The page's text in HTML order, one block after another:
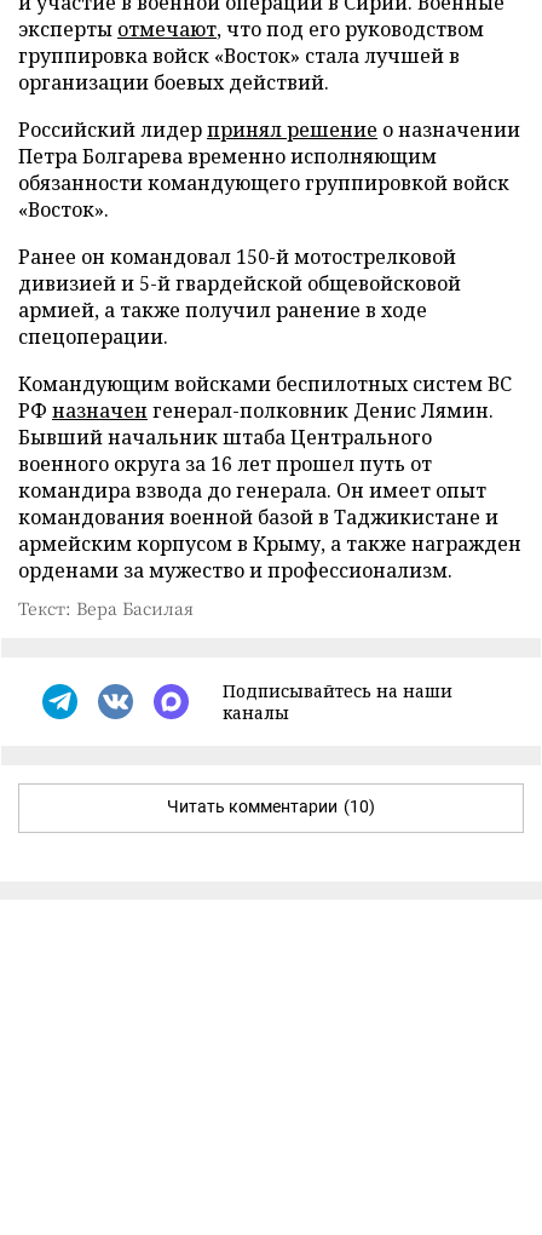
эксперты отмечают, что под его руководством
группировка войск «Восток» стала лучшей в
организации боевых действий.
Российский лидерпринял решение о назначении
Петра Болгарева временно исполняющим
обязанности командующего группировкой войск
«Восток».
Ранее он командовал 150-й мотострелковой
дивизией и 5-й гвардейской общевойсковой
армией, а также получил ранение в ходе
спецоперации.
Командующим войсками беспилотных систем ВС
РФ назначен генерал-полковник Денис Лямин.
Бывший начальник штаба Центрального
военного округа за 16 лет прошел путь от
командира взвода до генерала. Он имеет опыт
командования военной базой в Таджикистане и
армейским корпусом в Крыму, а также награжден
орденами за мужество и профессионализм.
Текст: Вера Басилая
Подписывайтесь на наши
каналы
Читать комментарии (10)